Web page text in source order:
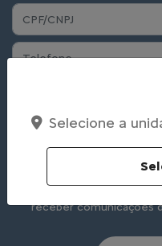
Preferência de contato:
Li e aceito aPolítica de
receber comunicações
Selecione a